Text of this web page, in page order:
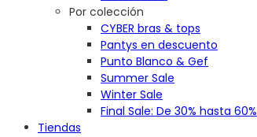
Por colección
CYBER bras & tops
Pantys en descuento
Punto Blanco & Gef
Summer Sale
Winter Sale
Final Sale: De 30% hasta 60%
Tiendas